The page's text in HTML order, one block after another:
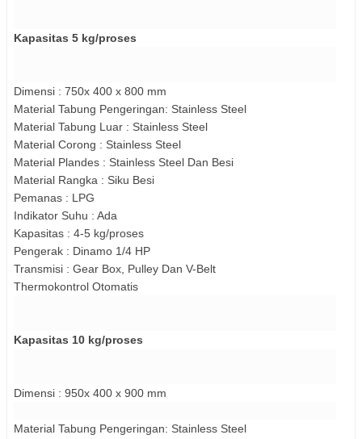
Kapasitas 5 kg/proses
Dimensi : 750x 400 x 800 mm
Material Tabung Pengeringan: Stainless Steel
Material Tabung Luar : Stainless Steel
Material Corong : Stainless Steel
Material Plandes : Stainless Steel Dan Besi
Material Rangka : Siku Besi
Pemanas : LPG
Indikator Suhu : Ada
Kapasitas : 4-5 kg/proses
Pengerak : Dinamo 1/4 HP
Transmisi : Gear Box, Pulley Dan V-Belt
Thermokontrol Otomatis
Kapasitas 10 kg/proses
Dimensi : 950x 400 x 900 mm
Material Tabung Pengeringan: Stainless Steel